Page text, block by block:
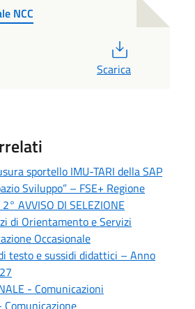
NCC
Scarica
sportello IMU-TARI della SAP
Sviluppo” – FSE+ Regione
AVVISO DI SELEZIONE
di Orientamento e Servizi
Occasionale
testo e sussidi didattici – Anno
- Comunicazioni
Comunicazione